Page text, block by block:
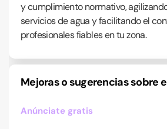
y cumplimiento normativo,
servicios de agua y facilitando el
profesionales fiables en tu zona.
Mejoras o sugerencias sobre
Anúnciate gratis